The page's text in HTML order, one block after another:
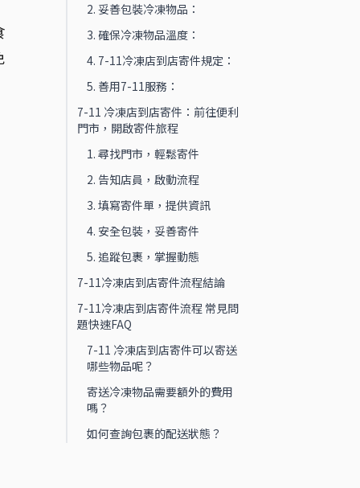
2. 妥善包裝冷凍物品：
3. 確保冷凍物品溫度：
4. 7-11冷凍店到店寄件規定：
5. 善用7-11服務：
7-11 冷凍店到店寄件：前往便利
門市，開啟寄件旅程
1. 尋找門市，輕鬆寄件
2. 告知店員，啟動流程
3. 填寫寄件單，提供資訊
4. 安全包裝，妥善寄件
5. 追蹤包裹，掌握動態
7-11冷凍店到店寄件流程結論
7-11冷凍店到店寄件流程 常見問
題快速FAQ
7-11 冷凍店到店寄件可以寄送
哪些物品呢？
寄送冷凍物品需要額外的費用
嗎？
如何查詢包裹的配送狀態？